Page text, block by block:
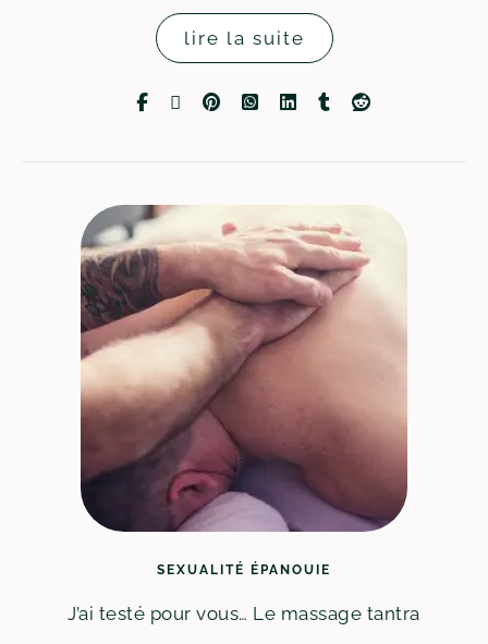
lire la suite
SEXUALITÉ ÉPANOUIE
J’ai testé pour vous… Le massage tantra